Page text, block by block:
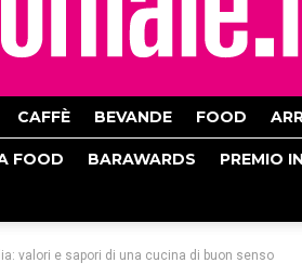
CAFFÈ BEVANDE FOOD
FOOD BARAWARDS PREMIO
valori e sapori di una cucina di buon senso